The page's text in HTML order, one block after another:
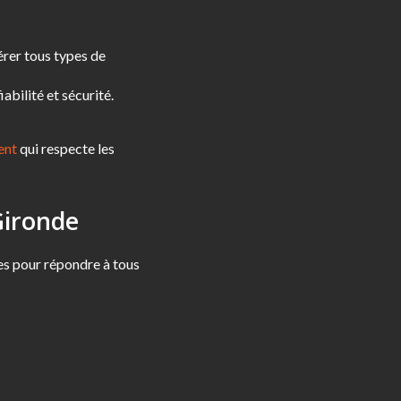
tous types de
et sécurité.
qui respecte les
pour répondre à tous